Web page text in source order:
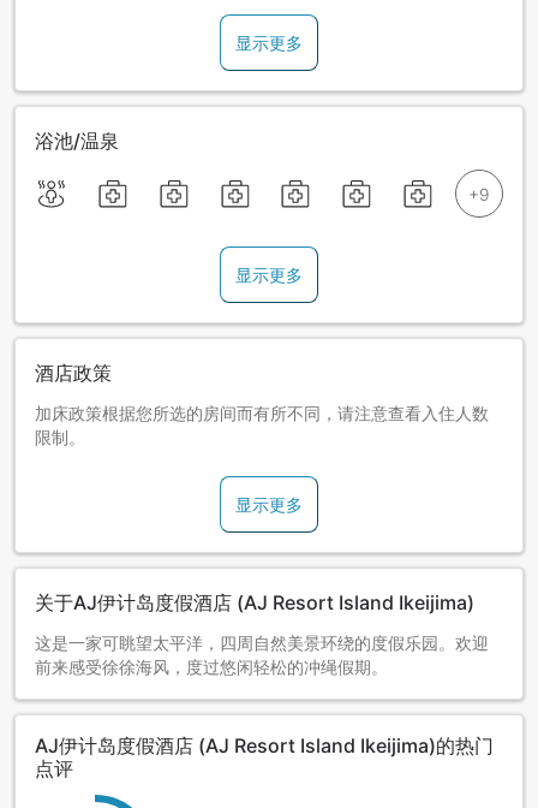
显示更多
浴池/温泉
显示更多
酒店政策
加床政策根据您所选的房间而有所不同，请注意查看入住人数
限制。
显示更多
关于AJ伊计岛度假酒店 (AJ Resort Island Ikeijima)
这是一家可眺望太平洋，四周自然美景环绕的度假乐园。欢迎
前来感受徐徐海风，度过悠闲轻松的冲绳假期。
AJ伊计岛度假酒店 (AJ Resort Island Ikeijima)的热门
点评